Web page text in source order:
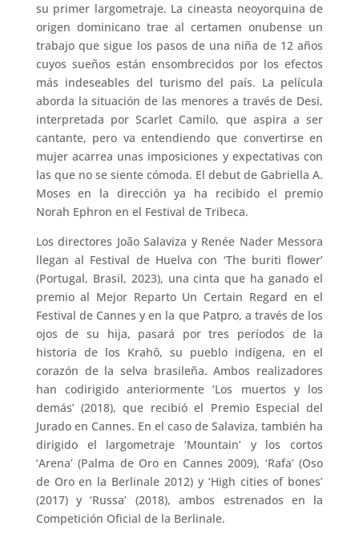
su primer largometraje. La cineasta neoyorquina de
origen dominicano trae al certamen onubense un
trabajo que sigue los pasos de una niña de 12 años
cuyos sueños están ensombrecidos por los efectos
más indeseables del turismo del país. La película
aborda la situación de las menores a través de Desi,
interpretada por Scarlet Camilo, que aspira a ser
cantante, pero va entendiendo que convertirse en
mujer acarrea unas imposiciones y expectativas con
las que no se siente cómoda. El debut de Gabriella A.
Moses en la dirección ya ha recibido el premio
Norah Ephron en el Festival de Tribeca.
Los directores João Salaviza y Renée Nader Messora
llegan al Festival de Huelva con ‘The buriti flower’
(Portugal, Brasil, 2023), una cinta que ha ganado el
premio al Mejor Reparto Un Certain Regard en el
Festival de Cannes y en la que Patpro, a través de los
ojos de su hija, pasará por tres períodos de la
historia de los Krahô, su pueblo indígena, en el
corazón de la selva brasileña. Ambos realizadores
han codirigido anteriormente ‘Los muertos y los
demás’ (2018), que recibió el Premio Especial del
Jurado en Cannes. En el caso de Salaviza, también ha
dirigido el largometraje ‘Mountain’ y los cortos
‘Arena’ (Palma de Oro en Cannes 2009), ‘Rafa’ (Oso
de Oro en la Berlinale 2012) y ‘High cities of bones’
(2017) y ‘Russa’ (2018), ambos estrenados en la
Competición Oficial de la Berlinale.